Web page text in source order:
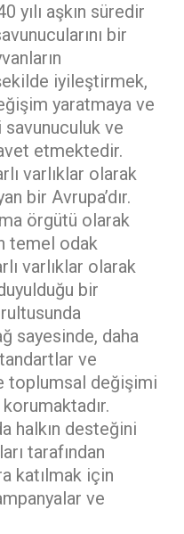
yılı aşkın süredir
bir
iyileştirmek,
yaratmaya ve
ve
etmektedir.
varlıklar olarak
bir Avrupa’dır.
örgütü olarak
temel odak
varlıklar olarak
bir
sayesinde, daha
ve
toplumsal değişimi
halkın desteğini
tarafından
katılmak için
ve